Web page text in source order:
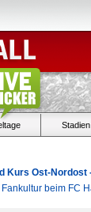
Stadien
Kurs Ost-
beim FC